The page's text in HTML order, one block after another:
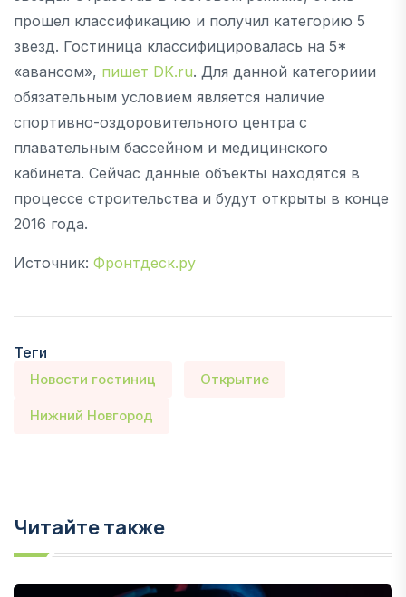
прошел классификацию и получил категорию 5
звезд. Гостиница классифицировалась на 5*
«авансом», пишет DK.ru. Для данной категориии
обязательным условием является наличие
спортивно-оздоровительного центра с
плавательным бассейном и медицинского
кабинета. Сейчас данные объекты находятся в
процессе строительства и будут открыты в конце
2016 года.
Источник: Фронтдеск.ру
Теги
Новости гостиниц Открытие
Нижний Новгород
Читайте также